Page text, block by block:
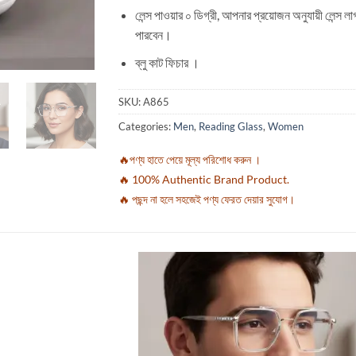
লেন্স পাওয়ার ০ ডিগ্রী, আপনার প্রয়োজন অনুযায়ী লেন্স
পারবেন।
ব্লু কাট ফিচার ।
SKU:A865
Categories: Men, Reading Glass, Women
🔥পণ্য হাতে পেয়ে মূল্য পরিশোধ করুন ।
🔥 100% Authentic Brand Product.
🔥 পছন্দ না হলে সহজেই পণ্য ফেরত দেয়ার সুযোগ।